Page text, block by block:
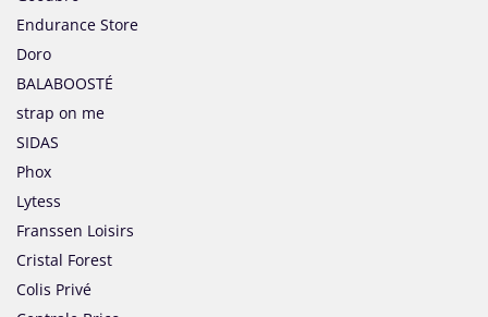
Endurance Store
Doro
BALABOOSTÉ
strap on me
SIDAS
Phox
Lytess
Franssen Loisirs
Cristal Forest
Colis Privé